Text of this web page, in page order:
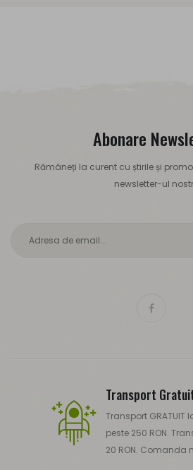
Abonare
Rămâneți la curent cu știrile și
newsletter-ul
Transport
Transport GRATUIT
peste 250 RON.
20 RON. Comanda